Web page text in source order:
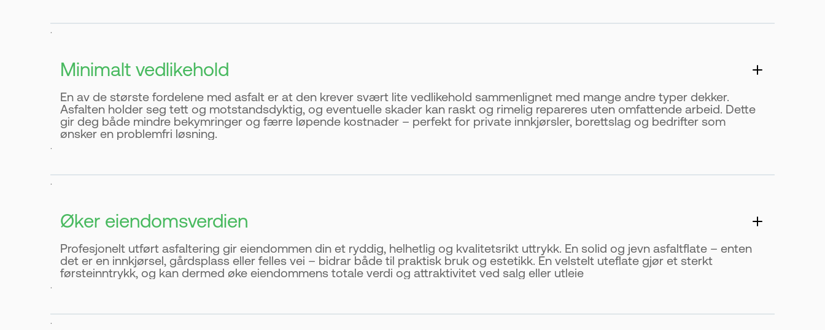
.
Minimalt vedlikehold
En av de største fordelene med asfalt er at den krever svært lite vedlikehold sammenlignet med mange andre typer dekker.
Asfalten holder seg tett og motstandsdyktig, og eventuelle skader kan raskt og rimelig repareres uten omfattende arbeid. Dette
gir deg både mindre bekymringer og færre løpende kostnader – perfekt for private innkjørsler, borettslag og bedrifter som
ønsker en problemfri løsning.
.
.
Øker eiendomsverdien
Profesjonelt utført asfaltering gir eiendommen din et ryddig, helhetlig og kvalitetsrikt uttrykk. En solid og jevn asfaltflate – enten
det er en innkjørsel, gårdsplass eller felles vei – bidrar både til praktisk bruk og estetikk. En velstelt uteflate gjør et sterkt
førsteinntrykk, og kan dermed øke eiendommens totale verdi og attraktivitet ved salg eller utleie
.
.